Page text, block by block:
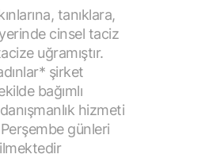
tanıklara,
cinsel taciz
uğramıştır.
şirket
bağımlı
hizmeti
günleri